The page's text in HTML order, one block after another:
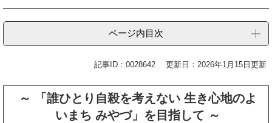
ページ内目次
記事ID：0028642 更新日：2026年1月15日更新
～
「誰ひとり自殺を考えない 生き心地のよ
いまち みやづ」を目指して​ ～